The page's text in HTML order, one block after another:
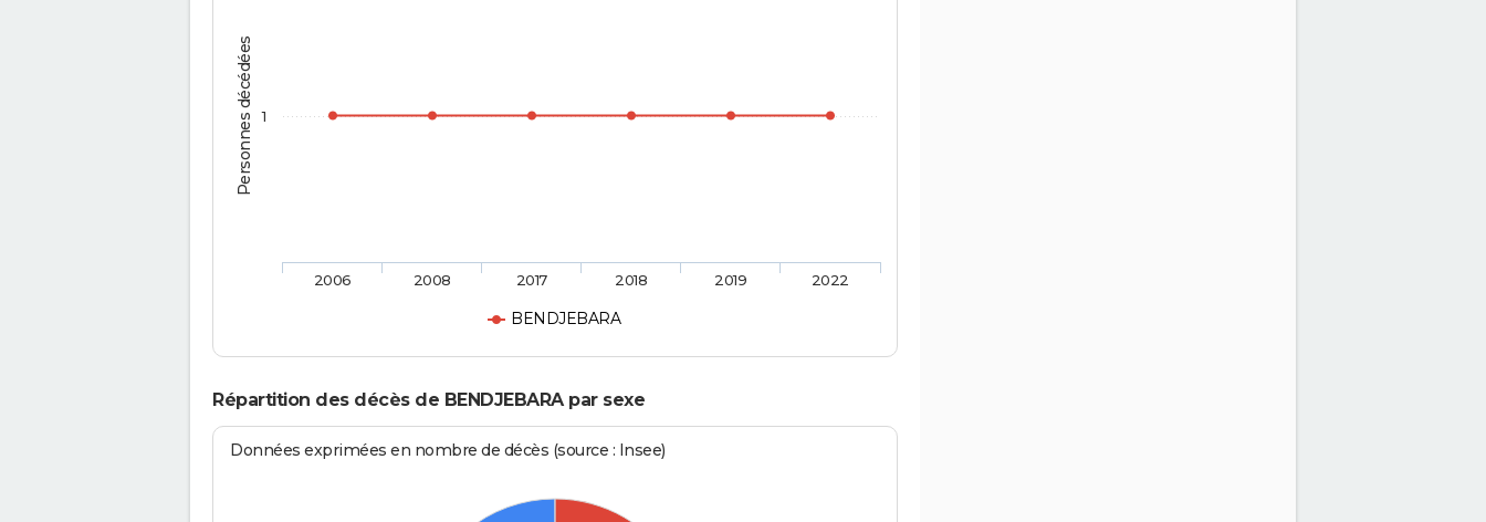
Personnes décédées
BENDJEBARA
2006 2008 2017 2018 2019 2022
1
Répartition des décès de BENDJEBARA par sexe
Données exprimées en nombre de décès (source : Insee)